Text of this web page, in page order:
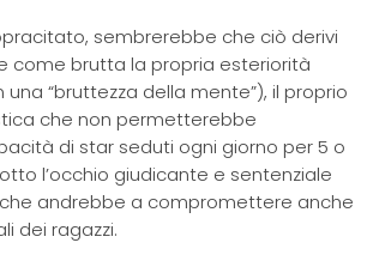
sembrerebbe che ciò derivi
come brutta la propria esteriorità
“bruttezza della mente”), il proprio
che non permetterebbe
di star seduti ogni giorno per 5 o
l’occhio giudicante e sentenziale
andrebbe a compromettere anche
dei ragazzi.